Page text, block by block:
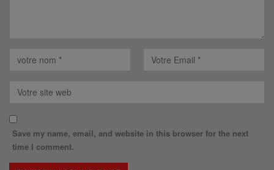
Save my name, email, and website in this browser for the next
time I comment.